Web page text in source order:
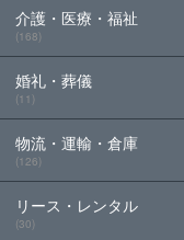
介護・医療・福祉
(168)
婚礼・葬儀
(11)
物流・運輸・倉庫
(126)
リース・レンタル
(30)